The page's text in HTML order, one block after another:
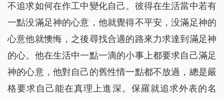
不追求如何在作工中變化自己。彼得在生活當中若有
一點没滿足神的心意，他就覺得不平安，没滿足神的
心意他就懊悔，之後尋找合適的路來力求達到滿足神
的心。他在生活中一點一滴的小事上都要求自己滿足
神的心意，他對自己的舊性情一點都不放過，總是嚴
格要求自己能在真理上進深。保羅就追求外表的名